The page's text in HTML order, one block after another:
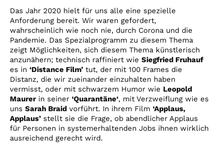
Das Jahr 2020 hielt für uns alle eine spezielle
Anforderung bereit. Wir waren gefordert,
wahrscheinlich wie noch nie, durch Corona und die
Pandemie. Das Spezialprogramm zu diesem Thema
zeigt Möglichkeiten, sich diesem Thema künstlerisch
anzunähern; technisch raffiniert wie Siegfried Fruhauf
es in ‘Distance Film’ tut, der mit 100 Frames die
Distanz, die wir zueinander einzuhalten haben
vermisst, oder mit schwarzem Humor wie Leopold
Maurerin seiner ‘Quarantäne‘, mit Verzweiflung wie es
uns Sarah Braid vorführt. In ihrem Film ‘Applaus,
Applaus’ stellt sie die Frage, ob abendlicher Applaus
für Personen in systemerhaltenden Jobs ihnen wirklich
ausreichend gerecht wird.